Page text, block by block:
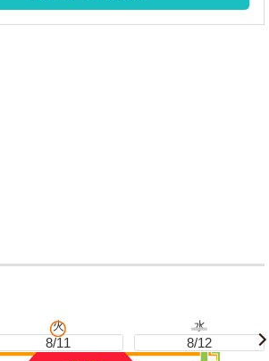
火
8/11
水
8/12